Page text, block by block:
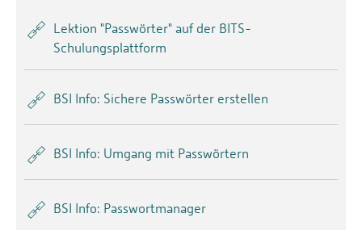
Lektion "Passwörter" auf der BITS-
Schulungsplattform
BSI Info: Sichere Passwörter erstellen
BSI Info: Umgang mit Passwörtern
BSI Info: Passwortmanager